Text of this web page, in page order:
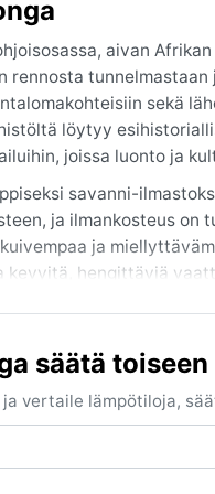
aivan
rennosta
sekä
löytyy
joissa luonto ja
savanni-
ja ilmankosteus on
ja
kevyitä, hengittäviä
niin
helmikuussa.
kaikkiaan
säätä
vertaile lämpötiloja,